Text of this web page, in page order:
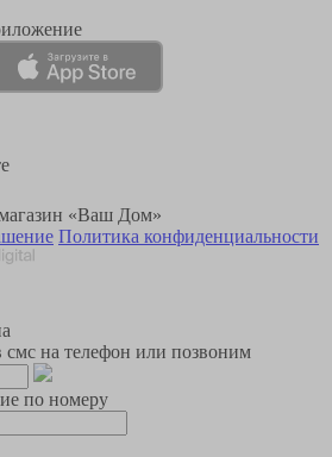
«Ваш Дом»
Политика конфиденциальности
на телефон или позвоним
по номеру